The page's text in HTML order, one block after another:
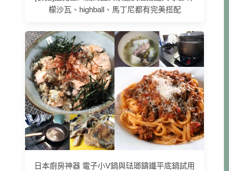
檬沙瓦、highball、馬丁尼都有完美搭配
日本廚房神器 電子小V鍋與琺瑯鑄鐵平底鍋試用